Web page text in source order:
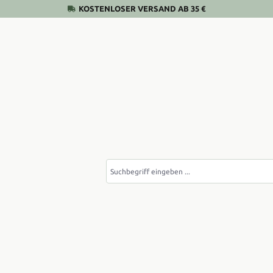
KOSTENLOSER VERSAND AB 35 €